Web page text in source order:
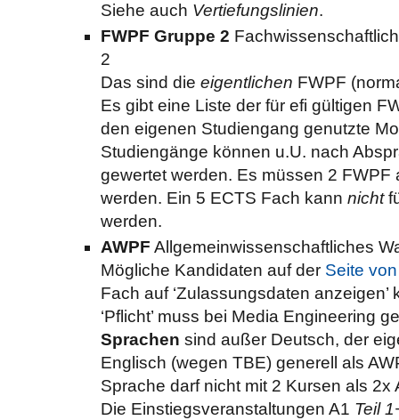
Siehe auch Vertiefungslinien.
FWPF Gruppe 2
2
Das sind die eigentlichen FWPF
Es gibt eine Liste der für efi gültigen
den eigenen Studiengang genutzte
Studiengänge können u.U. nach
gewertet werden. Es müssen 2 FWPF
werden. Ein 5 ECTS Fach kann nicht
werden.
AWPF Allgemeinwissenschaftliches
Mögliche Kandidaten auf der Seite
Fach auf ‘Zulassungsdaten
‘Pflicht’ muss bei Media Engineering
Sprachen sind außer Deutsch, der
Englisch (wegen TBE) generell als
Sprache darf nicht mit 2 Kursen als 2x
Die Einstiegsveranstaltungen A1 Teil